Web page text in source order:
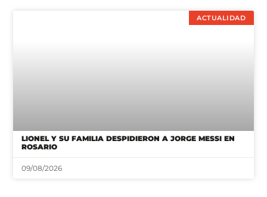
ACTUALIDAD
LIONEL Y SU FAMILIA DESPIDIERON A JORGE MESSI EN
ROSARIO
09/08/2026